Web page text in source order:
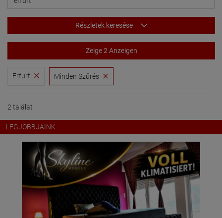
Részletek keresése
Zeige 2 Anzeigen
Erfurt Minden Szűrés
2 találat
LEGJOBBJAINK